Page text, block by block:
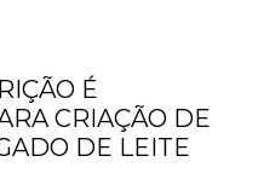
É
CRIAÇÃO DE
DE LEITE